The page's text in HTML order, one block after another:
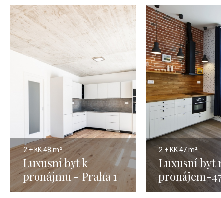
2 + KK48 m²
Luxusní byt k
pronájmu - Praha 1
- Nové Město - 48m
2 + KK47 m²
Luxusní byt
pronájem-